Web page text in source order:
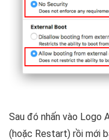
Sau đó nhấn vào Logo
(hoặc Restart) rồi mới